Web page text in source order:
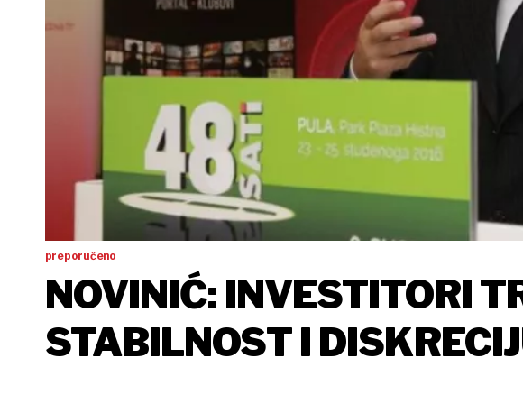
preporučeno
NOVINIĆ: INVESTITORI
STABILNOST I